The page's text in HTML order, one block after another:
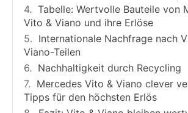
Tabelle: Wertvolle Bauteile von
Vito & Viano und ihre Erlöse
Internationale Nachfrage nach
Viano-Teilen
Nachhaltigkeit durch Recycling
Mercedes Vito & Viano clever
Tipps für den höchsten Erlös